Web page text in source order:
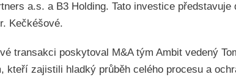
a.s. a B3 Holding. Tato investice
Kečkéšové.
transakci poskytoval M&A tým Ambit vedený
kteří zajistili hladký průběh celého procesu a